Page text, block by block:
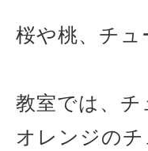
桜や桃、チ
教室では、
オレンジの